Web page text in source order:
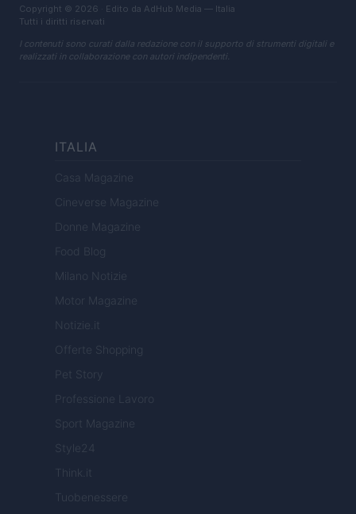
Copyright © 2026 · Edito da AdHub Media — Italia
Tutti i diritti riservati
I contenuti sono curati dalla redazione con il supporto di strumenti digitali e
realizzati in collaborazione con autori indipendenti.
ITALIA
Casa Magazine
Cineverse Magazine
Donne Magazine
Food Blog
Milano Notizie
Motor Magazine
Notizie.it
Offerte Shopping
Pet Story
Professione Lavoro
Sport Magazine
Style24
Think.it
Tuobenessere